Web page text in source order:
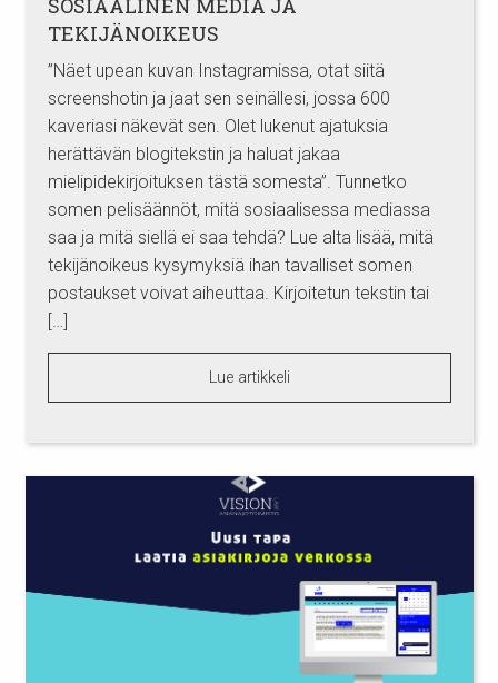
SOSIAALINEN MEDIA JA
TEKIJÄNOIKEUS
”Näet upean kuvan Instagramissa, otat siitä
screenshotin ja jaat sen seinällesi, jossa 600
kaveriasi näkevät sen. Olet lukenut ajatuksia
herättävän blogitekstin ja haluat jakaa
mielipidekirjoituksen tästä somesta”. Tunnetko
somen pelisäännöt, mitä sosiaalisessa mediassa
saa ja mitä siellä ei saa tehdä? Lue alta lisää, mitä
tekijänoikeus kysymyksiä ihan tavalliset somen
postaukset voivat aiheuttaa. Kirjoitetun tekstin tai
[…]
Lue artikkeli